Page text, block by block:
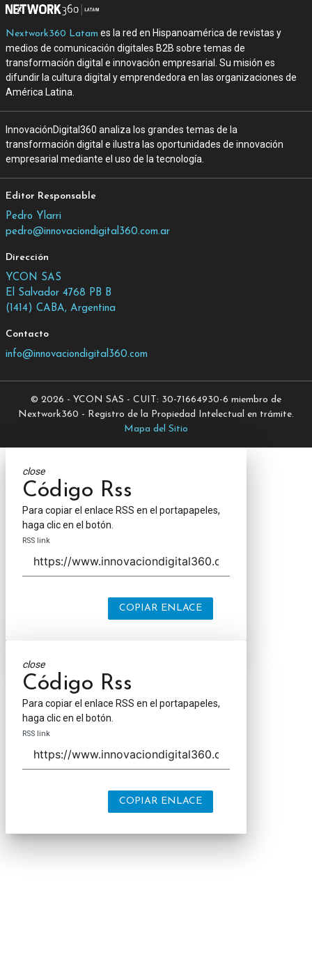
Nextwork360 Latam es la red en Hispanoamérica de revistas y
medios de comunicación digitales B2B sobre temas de
transformación digital e innovación empresarial. Su misión es
difundir la cultura digital y emprendedora en las organizaciones de
América Latina.
InnovaciónDigital360 analiza los grandes temas de la
transformación digital e ilustra las oportunidades de innovación
empresarial mediante el uso de la tecnología.
Editor Responsable
Pedro Ylarri
pedro@innovaciondigital360.com.ar
Dirección
YCON SAS
El Salvador 4768 PB B
(1414) CABA, Argentina
Contacto
info@innovaciondigital360.com
© 2026 - YCON SAS - CUIT: 30-71664930-6 miembro de
Nextwork360 - Registro de la Propiedad Intelectual en trámite.
Mapa del Sitio
close
Código Rss
Para copiar el enlace RSS en el portapapeles,
haga clic en el botón.
RSS link
COPIAR ENLACE
close
Código Rss
Para copiar el enlace RSS en el portapapeles,
haga clic en el botón.
RSS link
COPIAR ENLACE